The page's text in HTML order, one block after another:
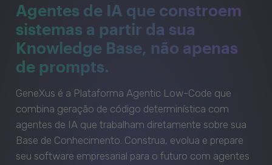
Agentes de IA que constroem
sistemas a partir da sua
Knowledge Base, não apenas
de prompts.
GeneXus é a Plataforma Agentic Low-Code que
combina geração de código determinística com
agentes de IA que trabalham diretamente sobre sua
Base de Conhecimento. Construa, evolua e prepare
seu software empresarial para o futuro com agentes